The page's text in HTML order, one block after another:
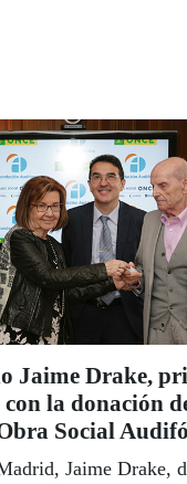
ubicado en el Paseo
número 137.
Jaime Drake,
la donación
Social
Jaime Drake,